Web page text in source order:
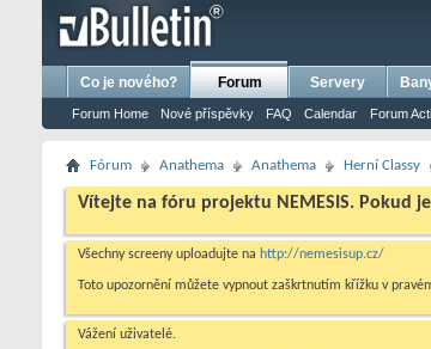
Co je nového? Forum
Forum Home Nové příspěvky FAQ Calendar Forum
Servery
Fórum Anathema Anathema Herní­ Classy
Vítejte na fóru projektu NEMESIS. Pokud
Všechny screeny uploadujte na http://nemesisup.cz/
Toto upozornění můžete vypnout zaškrtnutím křížku v
Vážení uživatelé.